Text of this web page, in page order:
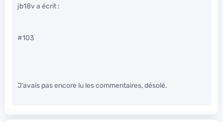
jb18v a écrit :
#103
J’avais pas encore lu les commentaires, désolé.